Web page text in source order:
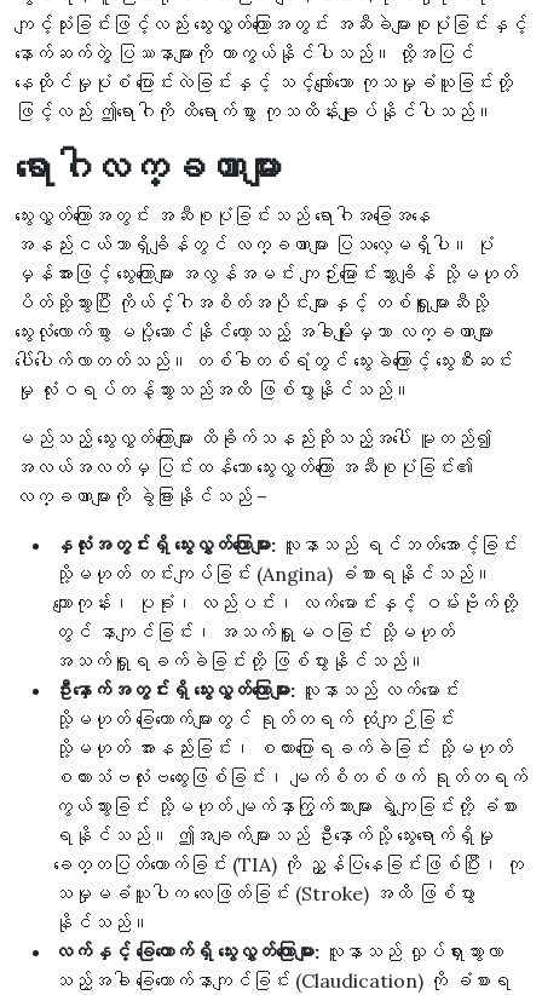
ကျင့်သုံးခြင်းဖြင့်လည်း သွေးလွှတ်ကြောအတွင်း အဆီခဲများစုပုံခြင်းနှင့်
နောက်ဆက်တွဲ ပြဿနာများကို ကာကွယ်နိုင်ပါသည်။ ထို့အပြင်
နေထိုင်မှုပုံစံ ပြောင်းလဲခြင်းနှင့် သင့်လျော်သော ကုသမှုခံယူခြင်းတို့
ဖြင့်လည်း ဤရောဂါကို ထိရောက်စွာ ကုသထိန်းချုပ်နိုင်ပါသည်။
ရောဂါလက္ခဏာများ
သွေးလွှတ်ကြောအတွင်း အဆီစုပုံခြင်းသည် ရောဂါအခြေအနေ
အနည်းငယ်သာရှိချိန်တွင် လက္ခဏာများ ပြသလေ့မရှိပါ။ ပုံ
မှန်အားဖြင့် သွေးကြောများ အလွန်အမင်း ကျဉ်းမြောင်းသွားချိန် သို့မဟုတ်
ပိတ်ဆို့သွားပြီး ကိုယ်င်္ဂါအစိတ်အပိုင်းများနှင့် တစ်ရှူးများဆီသို့
သွေးလုံလောက်စွာ မပို့ဆောင်နိုင်တော့သည့် အခါမျိုးမှသာ လက္ခဏာများ
ပေါ်ပေါက်လာတတ်သည်။ တစ်ခါတစ်ရံတွင် သွေးခဲကြောင့် သွေးစီးဆင်း
မှု လုံးဝရပ်တန့်သွားသည်အထိ ဖြစ်ပွားနိုင်သည်။
မည်သည့် သွေးလွှတ်ကြောများ ထိခိုက်သနည်းဆိုသည့်အပေါ် မူတည်၍
အလယ်အလတ်မှ ပြင်းထန်သော သွေးလွှတ်ကြော အဆီစုပုံခြင်း၏
လက္ခဏာများကို ခွဲခြားနိုင်သည် –
နှလုံးအတွင်းရှိ သွေးလွှတ်ကြောများ: လူနာသည် ရင်ဘတ်အောင့်ခြင်း
သို့မဟုတ် တင်းကျပ်ခြင်း (Angina) ခံစားရနိုင်သည်။
ကျောကုန်း၊ ပုခုံး၊ လည်ပင်း၊ လက်မောင်းနှင့် ဝမ်းဗိုက်တို့
တွင် နာကျင်ခြင်း၊ အသက်ရှူမဝခြင်း သို့မဟုတ်
အသက်ရှူရခက်ခဲခြင်းတို့ ဖြစ်ပွားနိုင်သည်။
ဦးနှောက်အတွင်းရှိ သွေးလွှတ်ကြောများ: လူနာသည် လက်မောင်း
သို့မဟုတ် ခြေထောက်များတွင် ရုတ်တရက် ထုံကျဉ်ခြင်း
သို့မဟုတ် အားနည်းခြင်း၊ စကားပြောရခက်ခဲခြင်း သို့မဟုတ်
စကားသံဗလုံးဗထွေးဖြစ်ခြင်း၊ မျက်စိတစ်ဖက် ရုတ်တရက်
ကွယ်သွားခြင်း သို့မဟုတ် မျက်နှာကြွက်သားများ ရွဲကျခြင်းတို့ ခံစား
ရနိုင်သည်။ ဤအချက်များသည် ဦးနှောက်သို့ သွေးရောက်ရှိမှု
ခေတ္တပြတ်တောက်ခြင်း (TIA) ကို ညွှန်ပြနေခြင်းဖြစ်ပြီး၊ ကု
သမှုမခံယူပါက လေဖြတ်ခြင်း (Stroke) အထိ ဖြစ်ပွား
နိုင်သည်။
လက်နှင့် ခြေထောက်ရှိ သွေးလွှတ်ကြောများ: လူနာသည် လှုပ်ရှားသွားလာ
သည့်အခါ ခြေထောက်နာကျင်ခြင်း (Claudication) ကို ခံစားရ